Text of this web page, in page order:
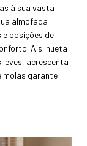
à sua vasta
almofada
posições de
A silhueta
acrescenta
molas garante